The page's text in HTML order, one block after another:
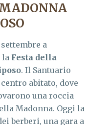
a
la Festa della
. Il Santuario
abitato, dove
una roccia
Madonna. Oggi la
berberi, una gara a